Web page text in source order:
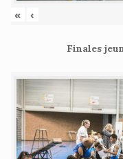
« ‹
Finales